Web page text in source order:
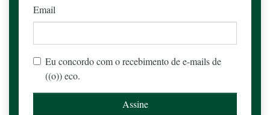
Email
Eu concordo com o recebimento de e-mails de
((o)) eco.